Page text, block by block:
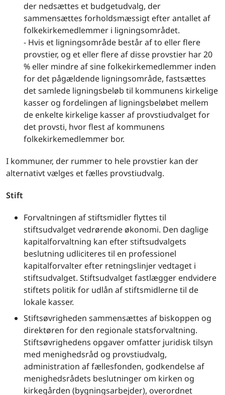
der nedsættes et budgetudvalg, der
sammensættes forholdsmæssigt efter antallet af
folkekirkemedlemmer i ligningsområdet.
- Hvis et ligningsområde består af to eller flere
provstier, og et eller flere af disse provstier har 20
% eller mindre af sine folkekirkemedlemmer inden
for det pågældende ligningsområde, fastsættes
det samlede ligningsbeløb til kommunens kirkelige
kasser og fordelingen af ligningsbeløbet mellem
de enkelte kirkelige kasser af provstiudvalget for
det provsti, hvor flest af kommunens
folkekirkemedlemmer bor.
I kommuner, der rummer to hele provstier kan der
alternativt vælges et fælles provstiudvalg.
Stift
Forvaltningen af stiftsmidler flyttes til
stiftsudvalget vedrørende økonomi. Den daglige
kapitalforvaltning kan efter stiftsudvalgets
beslutning udliciteres til en professionel
kapitalforvalter efter retningslinjer vedtaget i
stiftsudvalget. Stiftsudvalget fastlægger endvidere
stiftets politik for udlån af stiftsmidlerne til de
lokale kasser.
Stiftsøvrigheden sammensættes af biskoppen og
direktøren for den regionale statsforvaltning.
Stiftsøvrighedens opgaver omfatter juridisk tilsyn
med menighedsråd og provstiudvalg,
administration af fællesfonden, godkendelse af
menighedsrådets beslutninger om kirken og
kirkegården (bygningsarbejder), overordnet